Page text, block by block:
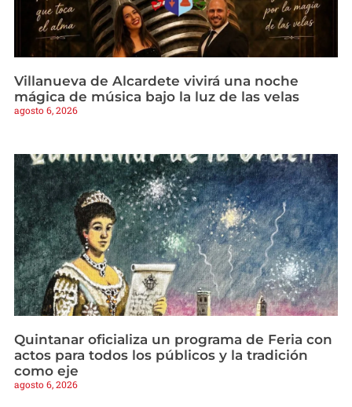
Villanueva de Alcardete vivirá una noche
mágica de música bajo la luz de las velas
agosto 6, 2026
Quintanar oficializa un programa de Feria con
actos para todos los públicos y la tradición
como eje
agosto 6, 2026